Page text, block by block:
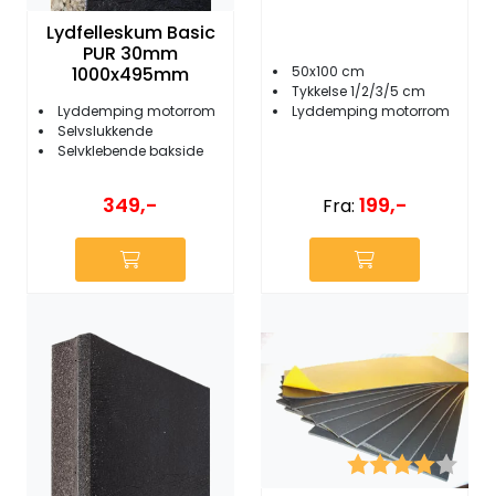
Lydfelleskum Basic
PUR 30mm
1000x495mm
Lyddemping motorrom
Selvslukkende
Selvklebende bakside
349,-
50x100 cm
Tykkelse 1/2/3/5 cm
Lyddemping motorrom
Fra: 199,-
Karakter:
Outlet
Kampanje